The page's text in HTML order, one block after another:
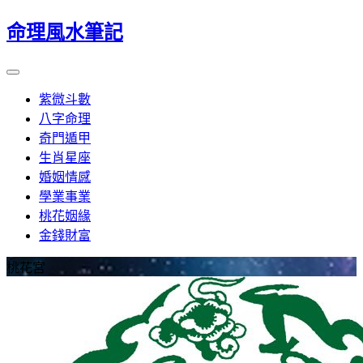
命理風水筆記
紫微斗數
八字命理
奇門遁甲
生肖星座
婚姻情感
學業事業
桃花姻緣
金錢財富
桃花宮